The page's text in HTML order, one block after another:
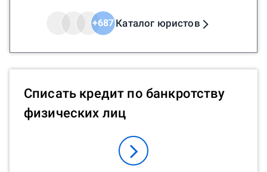
+687Каталог юристов
Списать кредит по банкротству
физических лиц